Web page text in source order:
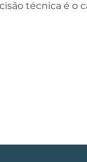
técnica é